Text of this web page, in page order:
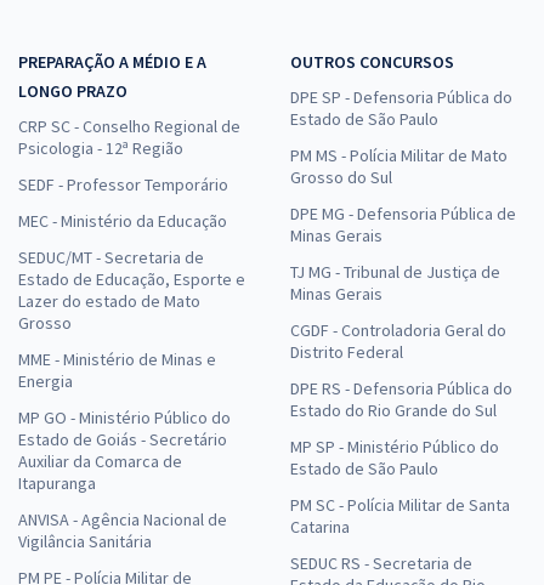
PREPARAÇÃO A MÉDIO E A
LONGO PRAZO
CRP SC - Conselho Regional de
Psicologia - 12ª Região
SEDF - Professor Temporário
MEC - Ministério da Educação
SEDUC/MT - Secretaria de
Estado de Educação, Esporte e
Lazer do estado de Mato
Grosso
MME - Ministério de Minas e
Energia
MP GO - Ministério Público do
Estado de Goiás - Secretário
Auxiliar da Comarca de
Itapuranga
ANVISA - Agência Nacional de
Vigilância Sanitária
PM PE - Polícia Militar de
OUTROS CONCURSOS
DPE SP - Defensoria Pública do
Estado de São Paulo
PM MS - Polícia Militar de Mato
Grosso do Sul
DPE MG - Defensoria Pública de
Minas Gerais
TJ MG - Tribunal de Justiça de
Minas Gerais
CGDF - Controladoria Geral do
Distrito Federal
DPE RS - Defensoria Pública do
Estado do Rio Grande do Sul
MP SP - Ministério Público do
Estado de São Paulo
PM SC - Polícia Militar de Santa
Catarina
SEDUC RS - Secretaria de